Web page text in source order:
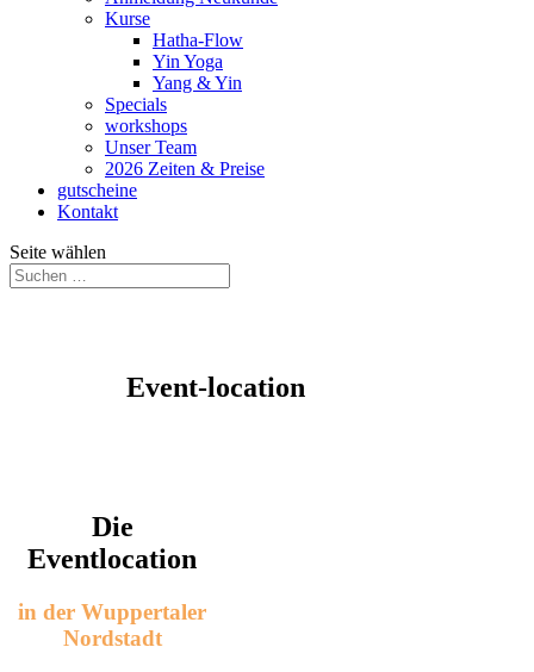
Kurse
Hatha-Flow
Yin Yoga
Yang & Yin
Specials
workshops
Unser Team
2026 Zeiten & Preise
gutscheine
Kontakt
Seite wählen
Event-location
Die
Eventlocation
in der Wuppertaler
Nordstadt